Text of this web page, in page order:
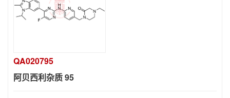
QA020795
阿贝西利杂质 95